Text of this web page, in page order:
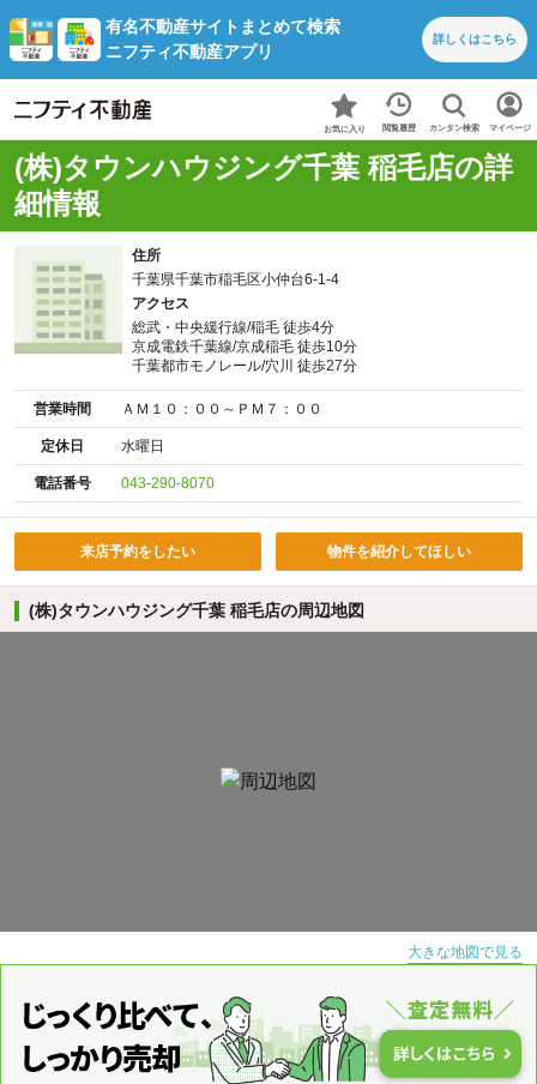
有名不動産サイトまとめて検索
ニフティ不動産アプリ
詳しくはこちら
お気に入り 閲覧履歴 カンタン検索 マイページ
(株)タウンハウジング千葉 稲毛店の詳
細情報
住所
千葉県千葉市稲毛区小仲台6-1-4
アクセス
総武・中央緩行線/稲毛 徒歩4分
京成電鉄千葉線/京成稲毛 徒歩10分
千葉都市モノレール/穴川 徒歩27分
営業時間 ＡＭ１０：００～ＰＭ７：００
定休日 水曜日
電話番号 043-290-8070
来店予約をしたい 物件を紹介してほしい
(株)タウンハウジング千葉 稲毛店の周辺地図
大きな地図で見る